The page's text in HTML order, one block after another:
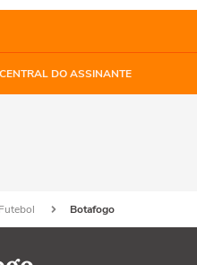
CENTRAL DO ASSINANTE
Futebol Botafogo